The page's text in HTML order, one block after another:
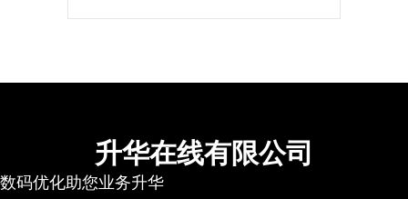
升华在线有限公司
数码优化助您业务升华